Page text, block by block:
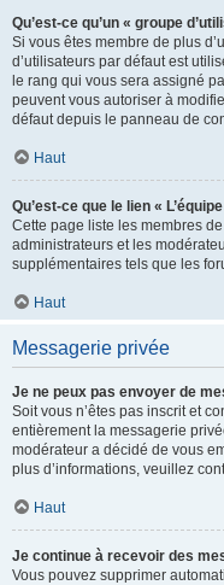
Qu’est-ce qu’un « groupe
Si vous êtes membre de plus
d’utilisateurs par défaut est
le rang qui vous sera assigné
peuvent vous autoriser à
défaut depuis le panneau de
Haut
Qu’est-ce que le lien «
Cette page liste les membres
administrateurs et les
supplémentaires tels que les
Haut
Messagerie privée
Je ne peux pas envoyer de
Soit vous n’êtes pas inscrit et
entièrement la messagerie
modérateur a décidé de vous
plus d’informations, veuillez
Haut
Je continue à recevoir des
Vous pouvez supprimer